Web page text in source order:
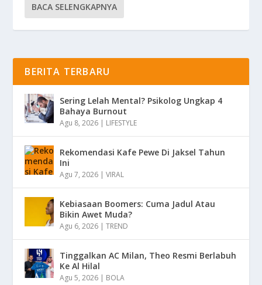
BACA SELENGKAPNYA
BERITA TERBARU
Sering Lelah Mental? Psikolog Ungkap 4
Bahaya Burnout
Agu 8, 2026 | LIFESTYLE
Rekomendasi Kafe Pewe Di Jaksel Tahun
Ini
Agu 7, 2026 |VIRAL
Kebiasaan Boomers: Cuma Jadul Atau
Bikin Awet Muda?
Agu 6, 2026 |TREND
Tinggalkan AC Milan, Theo Resmi Berlabuh
Ke Al Hilal
Agu 5, 2026 | BOLA